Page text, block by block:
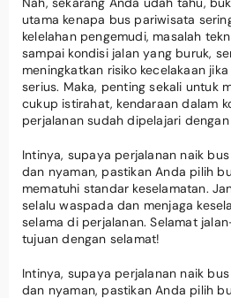
utama kenapa bus pariwisata
kelelahan pengemudi, masalah
sampai kondisi jalan yang buruk,
meningkatkan risiko kecelakaan
serius. Maka, penting sekali untuk
cukup istirahat, kendaraan dalam
perjalanan sudah dipelajari dengan
Intinya, supaya perjalanan naik
dan nyaman, pastikan Anda pilih
mematuhi standar keselamatan.
selalu waspada dan menjaga
selama di perjalanan. Selamat
tujuan dengan selamat!
Intinya, supaya perjalanan naik
dan nyaman, pastikan Anda pilih